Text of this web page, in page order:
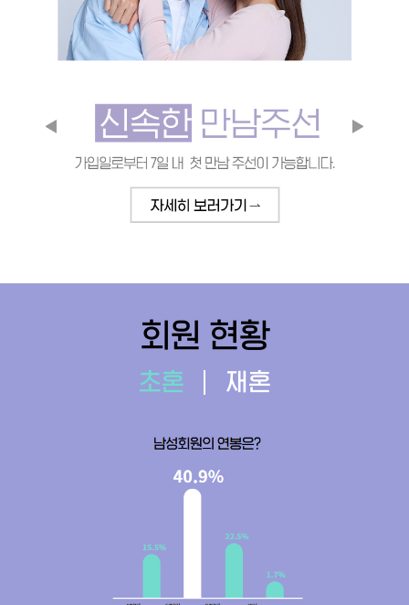
회원 현황
초혼 재혼